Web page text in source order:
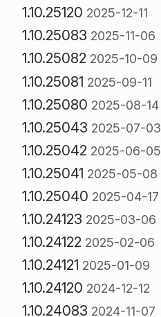
1.10.25120 2025-12-11
1.10.25083 2025-11-06
1.10.25082 2025-10-09
1.10.25081 2025-09-11
1.10.25080 2025-08-14
1.10.25043 2025-07-03
1.10.25042 2025-06-05
1.10.25041 2025-05-08
1.10.25040 2025-04-17
1.10.24123 2025-03-06
1.10.24122 2025-02-06
1.10.24121 2025-01-09
1.10.24120 2024-12-12
1.10.24083 2024-11-07